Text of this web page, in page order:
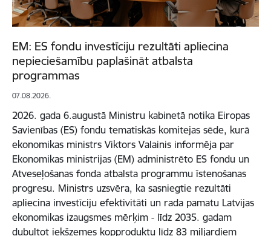
EM: ES fondu investīciju rezultāti apliecina
nepieciešamību paplašināt atbalsta
programmas
07.08.2026.
2026. gada 6.augustā Ministru kabinetā notika Eiropas
Savienības (ES) fondu tematiskās komitejas sēde, kurā
ekonomikas ministrs Viktors Valainis informēja par
Ekonomikas ministrijas (EM) administrēto ES fondu un
Atveseļošanas fonda atbalsta programmu īstenošanas
progresu. Ministrs uzsvēra, ka sasniegtie rezultāti
apliecina investīciju efektivitāti un rada pamatu Latvijas
ekonomikas izaugsmes mērķim - līdz 2035. gadam
dubultot iekšzemes kopproduktu līdz 83 miljardiem